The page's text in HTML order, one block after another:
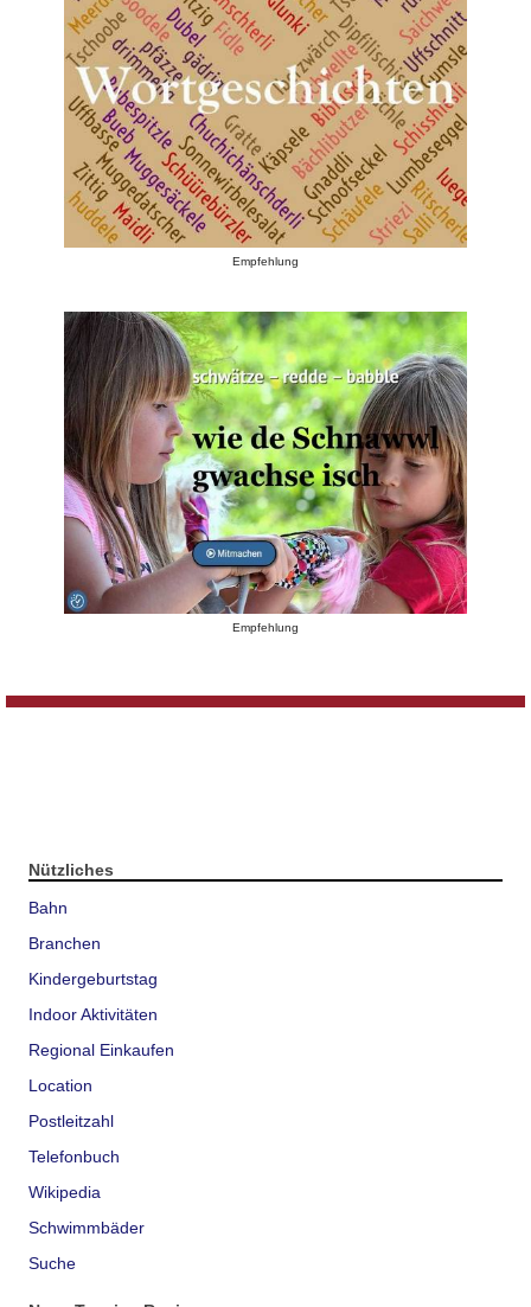
Empfehlung
Empfehlung
Nützliches
Bahn
Branchen
Kindergeburtstag
Indoor Aktivitäten
Regional Einkaufen
Location
Postleitzahl
Telefonbuch
Wikipedia
Schwimmbäder
Suche